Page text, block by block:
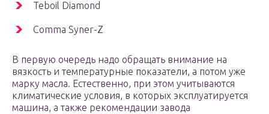
Teboil Diamond
Comma Syner-Z
В первую очередь надо обращать внимание на
вязкость и температурные показатели, а потом уже
марку масла. Естественно, при этом учитываются
климатические условия, в которых эксплуатируется
машина, а также рекомендации завода